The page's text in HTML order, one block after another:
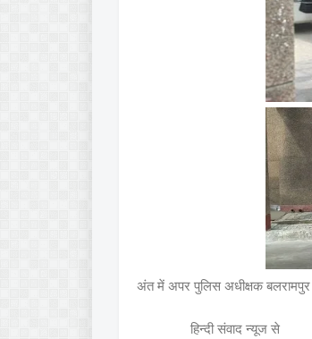
अंत में अपर पुलिस अधीक्षक बलरामपुर
हिन्दी संवाद न्यूज से